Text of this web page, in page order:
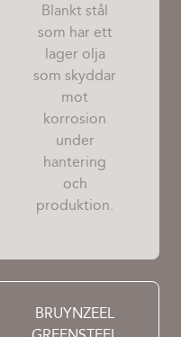
Blankt stål
som har ett
lager olja
som skyddar
mot
korrosion
under
hantering
och
produktion.
BRUYNZEEL